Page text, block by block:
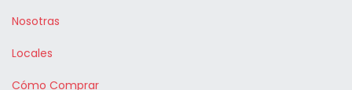
Nosotras
Locales
Cómo Comprar